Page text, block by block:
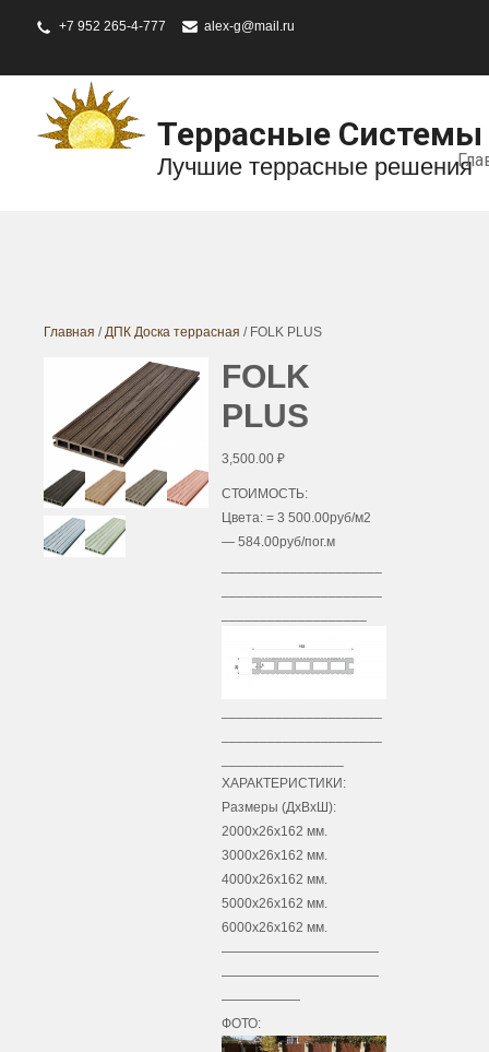
+7 952 265-4-777 alex-g@mail.ru
Террасные
Лучшие террасные решения
Главная /ДПК Доска террасная / FOLK PLUS
FOLK
PLUS
3,500.00₽
СТОИМОСТЬ:
Цвета: = 3 500.00руб/м2
— 584.00руб/пог.м
ХАРАКТЕРИСТИКИ:
Размеры (ДхВхШ):
2000х26х162 мм.
3000х26х162 мм.
4000х26х162 мм.
5000х26х162 мм.
6000х26х162 мм.
————————————
————————————
——————
ФОТО: